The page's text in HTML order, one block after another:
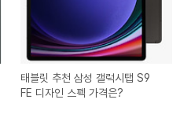
태블릿 추천 삼성 갤럭시탭 S9
FE 디자인 스펙 가격은?